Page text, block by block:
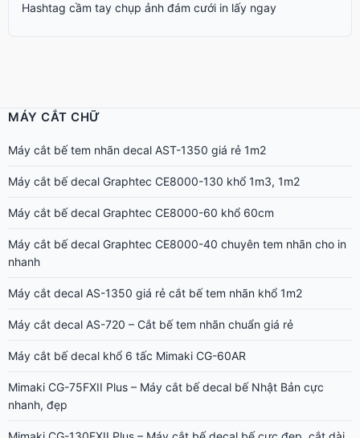
Hashtag cầm tay chụp ảnh đám cưới in lấy ngay
MÁY CẮT CHỮ
Máy cắt bế tem nhãn decal AST-1350 giá rẻ 1m2
Máy cắt bế decal Graphtec CE8000-130 khổ 1m3, 1m2
Máy cắt bế decal Graphtec CE8000-60 khổ 60cm
Máy cắt bế decal Graphtec CE8000-40 chuyên tem nhãn cho in
nhanh
Máy cắt decal AS-1350 giá rẻ cắt bế tem nhãn khổ 1m2
Máy cắt decal AS-720 – Cắt bế tem nhãn chuẩn giá rẻ
Máy cắt bế decal khổ 6 tấc Mimaki CG-60AR
Mimaki CG-75FXII Plus – Máy cắt bế decal bế Nhật Bản cực
nhanh, đẹp